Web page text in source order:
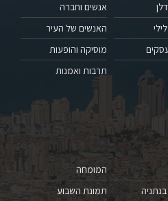
אנשים וחברה
האנשים של העיר
מוסיקה והופעות
תרבות ואמנות
בנתניה
המומחה
תמונת השבוע